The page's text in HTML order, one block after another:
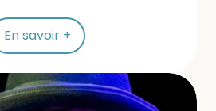
En savoir +